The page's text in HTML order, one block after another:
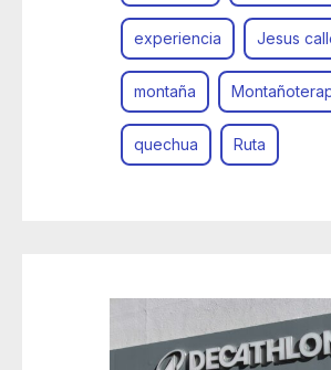
experiencia Jesus
montaña
quechua Ruta